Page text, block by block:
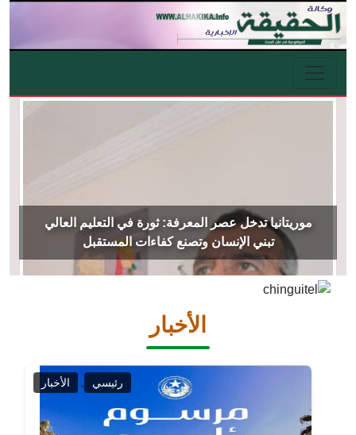
تجاوز إلى المحتوى الرئيسي
موريتانيا تدخل عصر المعرفة: ثورة في التعليم العالي
تبني الإنسان وتصنع كفاءات المستقبل
Image
الأخبار
رئيسي , الأخبار